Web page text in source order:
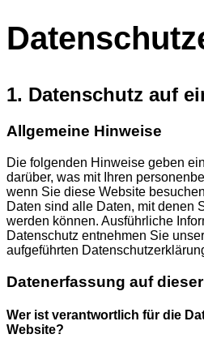
1. Datenschutz auf
Allgemeine Hinweise
Die folgenden Hinweise geben
darüber, was mit Ihren
wenn Sie diese Website
Daten sind alle Daten, mit denen
werden können. Ausführliche
Datenschutz entnehmen Sie
aufgeführten
Datenerfassung auf
Wer ist verantwortlich für die
Website?